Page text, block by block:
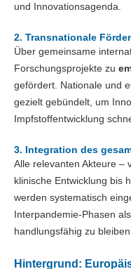
und Innovationsagenda.
2. Transnationale
Über gemeinsame
Forschungsprojekte zu
gefördert. Nationale und
gezielt gebündelt, um
Impfstoffentwicklung
3. Integration des
Alle relevanten Akteure –
klinische Entwicklung bis
werden systematisch
Interpandemie-Phasen
handlungsfähig zu
Hintergrund: